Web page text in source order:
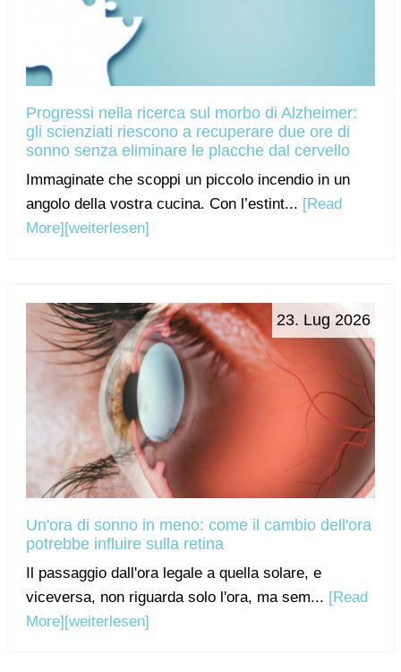
Progressi nella ricerca sul morbo di Alzheimer:
gli scienziati riescono a recuperare due ore di
sonno senza eliminare le placche dal cervello
Immaginate che scoppi un piccolo incendio in un
angolo della vostra cucina. Con l’estint... [Read
More] [weiterlesen]
23. Lug 2026
Un'ora di sonno in meno: come il cambio dell'ora
potrebbe influire sulla retina
Il passaggio dall'ora legale a quella solare, e
viceversa, non riguarda solo l'ora, ma sem... [Read
More] [weiterlesen]